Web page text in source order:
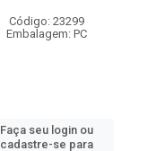
Código: 23299
Embalagem: PC
Faça seu login ou
cadastre-se para